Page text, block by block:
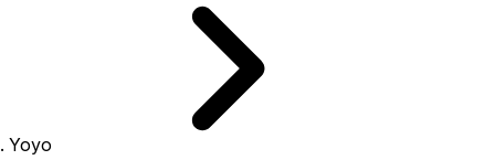
Yoyo